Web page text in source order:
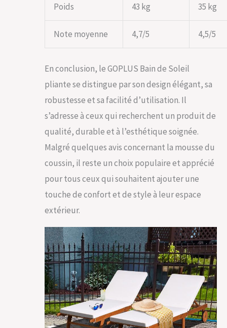
Poids 43 kg 35 kg
Note moyenne 4,7/5 4,5/5
En conclusion, le GOPLUS Bain de Soleil
pliante se distingue par son design élégant, sa
robustesse et sa facilité d’utilisation. Il
s’adresse à ceux qui recherchent un produit de
qualité, durable et à l’esthétique soignée.
Malgré quelques avis concernant la mousse du
coussin, il reste un choix populaire et apprécié
pour tous ceux qui souhaitent ajouter une
touche de confort et de style à leur espace
extérieur.